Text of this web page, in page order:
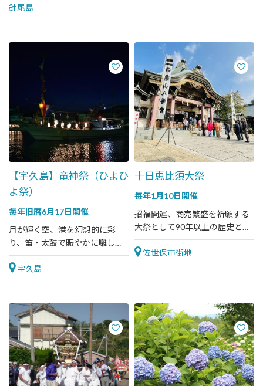
針尾島
【宇久島】竜神祭（ひよひ
よ祭）
毎年旧暦6月17日開催
月が輝く空、港を幻想的に彩
り、笛・太鼓で賑やかに囃した
てる夜
宇久島
十日恵比須大祭
毎年1月10日開催
招福開運、商売繁盛を祈願する
大祭として90年以上の歴史と伝
統を誇る名物行事
佐世保市街地